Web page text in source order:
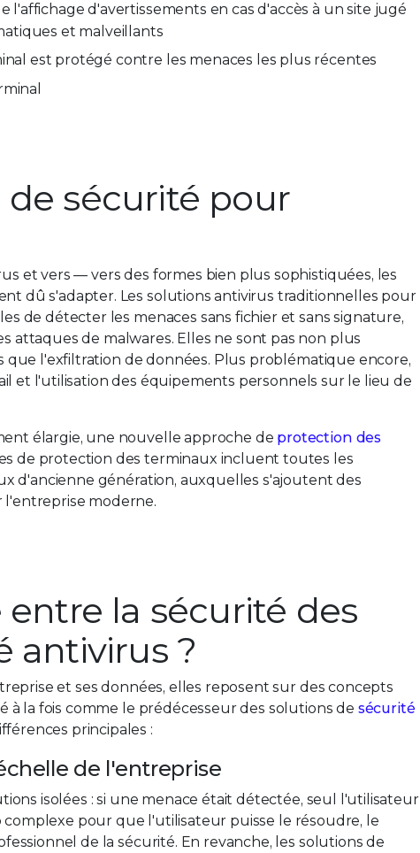
d'avertissements en cas d'accès à un site jugé
et malveillants
est protégé contre les menaces les plus récentes
sécurité pour
et vers ― vers des formes bien plus sophistiquées, les
dû s'adapter. Les solutions antivirus traditionnelles pour
de détecter les menaces sans fichier et sans signature,
de malwares. Elles ne sont pas non plus
l'exfiltration de données. Plus problématique encore,
et l'utilisation des équipements personnels sur le lieu de
élargie, une nouvelle approche de protection des
de protection des terminaux incluent toutes les
d'ancienne génération, auxquelles s'ajoutent des
moderne.
la sécurité des
antivirus ?
et ses données, elles reposent sur des concepts
la fois comme le prédécesseur des solutions de sécurité
principales :
de l'entreprise
isolées : si une menace était détectée, seul l'utilisateur
pour que l'utilisateur puisse le résoudre, le
de la sécurité. En revanche, les solutions de